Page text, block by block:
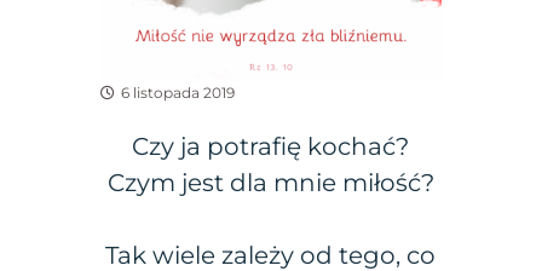
6 listopada 2019
Czy ja potrafię kochać?
Czym jest dla mnie miłość?
Tak wiele zależy od tego, co